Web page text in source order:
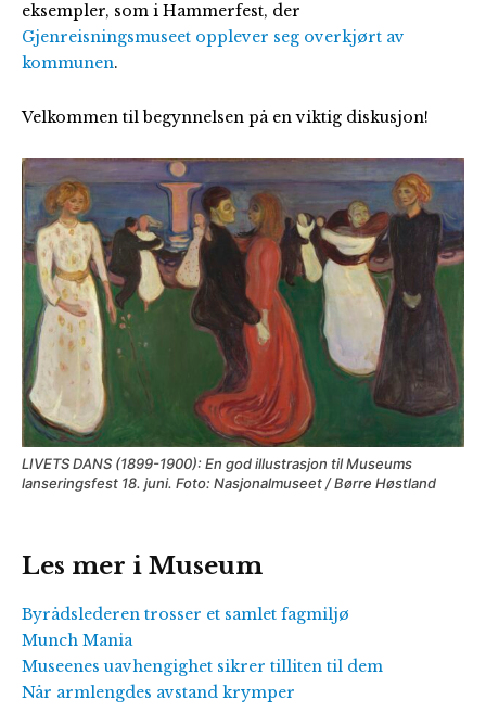
eksempler, som i Hammerfest, der
Gjenreisningsmuseet opplever seg overkjørt av
kommunen.
Velkommen til begynnelsen på en viktig diskusjon!
LIVETS DANS (1899-1900): En god illustrasjon til Museums
lanseringsfest 18. juni. Foto: Nasjonalmuseet / Børre Høstland
Les mer i Museum
Byrådslederen trosser et samlet fagmiljø
Munch Mania
Museenes uavhengighet sikrer tilliten til dem
Når armlengdes avstand krymper